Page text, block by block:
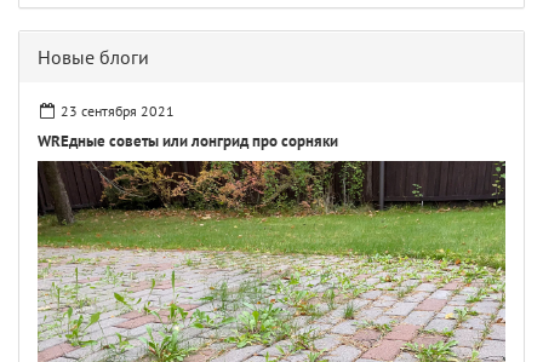
Новые блоги
23 сентября 2021
WREдные советы или лонгрид про сорняки